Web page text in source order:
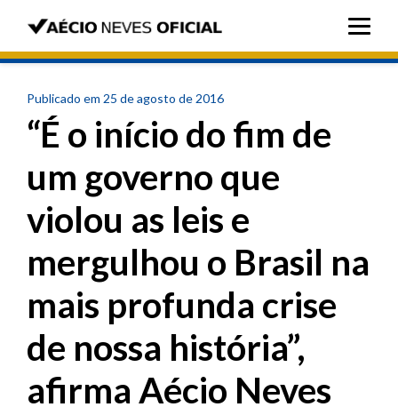
Publicado em 25 de agosto de 2016
“É o início do fim de
um governo que
violou as leis e
mergulhou o Brasil na
mais profunda crise
de nossa história”,
afirma Aécio Neves